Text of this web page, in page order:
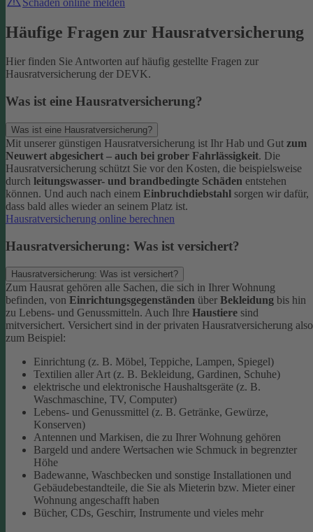
Häufige Fragen zur Hausratversicherung
Hier finden Sie Antworten auf häufig gestellte Fragen zur
Hausratversicherung der DEVK.
Was ist eine Hausratversicherung?
Was ist eine Hausratversicherung?
Mit unserer günstigen Hausratversicherung ist Ihr Hab und Gut zum
Neuwert abgesichert – auch bei grober Fahrlässigkeit. Die
Hausratversicherung schützt Sie vor den Kosten, die beispielsweise
durch leitungswasser- und brandbedingte Schäden entstehen
können. Und auch nach einem Einbruchdiebstahl sorgen wir dafür,
dass bald alles wieder an seinem Platz ist.
Hausratversicherung online berechnen
Hausratversicherung: Was ist versichert?
Hausratversicherung: Was ist versichert?
Zum Hausrat gehören alle Sachen, die sich in Ihrer Wohnung
befinden, von Einrichtungsgegenständen über Bekleidung bis hin
zu Lebens- und Genussmitteln. Auch Ihre Haustiere sind
mitversichert. Versichert sind in der privaten Hausratversicherung also
zum Beispiel:
Einrichtung (z. B. Möbel, Teppiche, Lampen, Spiegel)
Textilien aller Art (z. B. Bekleidung, Gardinen, Schuhe)
elektrische und elektronische Haushaltsgeräte (z. B.
Waschmaschine, TV, Computer)
Lebens- und Genussmittel (z. B. Getränke, Gewürze,
Konserven)
Antennen und Markisen, die zu Ihrer Wohnung gehören
Bargeld und andere Wertsachen wie Schmuck in begrenzter
Höhe
Badewanne, Waschbecken und sonstige Installationen und
Gebäudebestandteile, die Sie als Mieterin bzw. Mieter einer
Wohnung angeschafft haben
Bücher, CDs, Geschirr, Instrumente und vieles mehr